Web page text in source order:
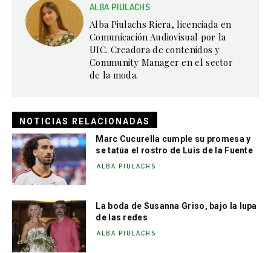
ALBA PIULACHS
Alba Piulachs Riera, licenciada en
Comunicación Audiovisual por la
UIC. Creadora de contenidos y
Community Manager en el sector
de la moda.
NOTICIAS RELACIONADAS
Marc Cucurella cumple su promesa y
se tatúa el rostro de Luis de la Fuente
ALBA PIULACHS
La boda de Susanna Griso, bajo la lupa
de las redes
ALBA PIULACHS